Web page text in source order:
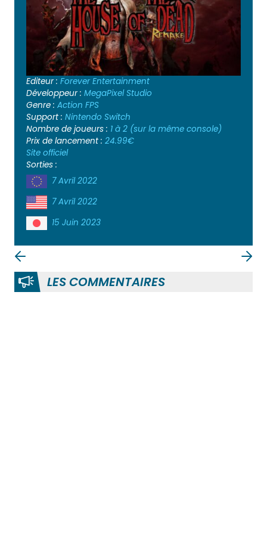
Editeur : Forever Entertainment
Développeur : MegaPixel Studio
Genre : Action FPS
Support : Nintendo Switch
Nombre de joueurs : 1 à 2 (sur la même console)
Prix de lancement : 24.99€
Site officiel
Sorties :
7 Avril 2022
7 Avril 2022
15 Juin 2023
LES COMMENTAIRES